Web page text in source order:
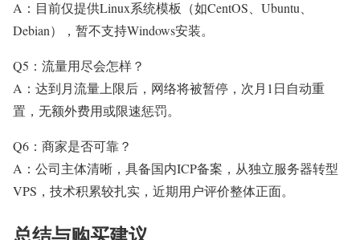
A：目前仅提供Linux系统模板（如CentOS、Ubuntu、
Debian），暂不支持Windows安装。
Q5：流量用尽会怎样？
A：达到月流量上限后，网络将被暂停，次月1日自动重
置，无额外费用或限速惩罚。
Q6：商家是否可靠？
A：公司主体清晰，具备国内ICP备案，从独立服务器转型
VPS，技术积累较扎实，近期用户评价整体正面。